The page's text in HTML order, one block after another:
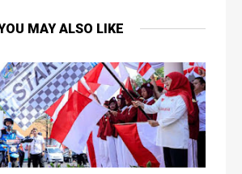
MAY ALSO LIKE